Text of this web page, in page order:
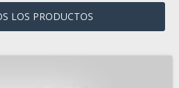
LOS PRODUCTOS